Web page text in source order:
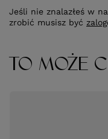
Jeśli nie znalazłeś w
zrobić musisz być
TO MOŻE